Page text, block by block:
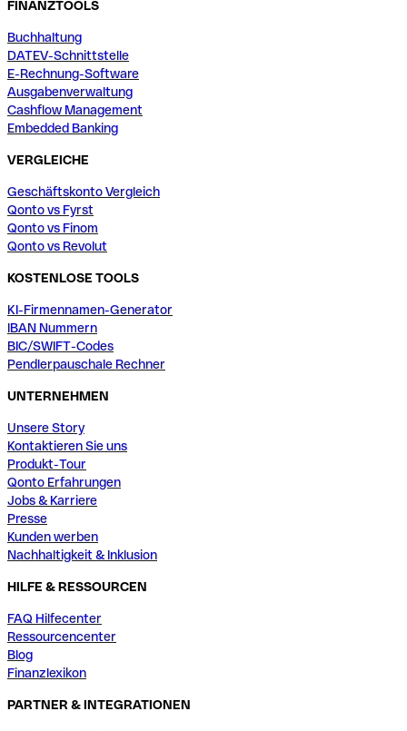
FINANZTOOLS
Buchhaltung
DATEV-Schnittstelle
E-Rechnung-Software
Ausgabenverwaltung
Cashflow Management
Embedded Banking
VERGLEICHE
Geschäftskonto Vergleich
Qonto vs Fyrst
Qonto vs Finom
Qonto vs Revolut
KOSTENLOSE TOOLS
KI-Firmennamen-Generator
IBAN Nummern
BIC/SWIFT-Codes
Pendlerpauschale Rechner
UNTERNEHMEN
Unsere Story
Kontaktieren Sie uns
Produkt-Tour
Qonto Erfahrungen
Jobs & Karriere
Presse
Kunden werben
Nachhaltigkeit & Inklusion
HILFE & RESSOURCEN
FAQ Hilfecenter
Ressourcencenter
Blog
Finanzlexikon
PARTNER & INTEGRATIONEN